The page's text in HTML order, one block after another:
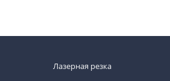
Лазерная резка